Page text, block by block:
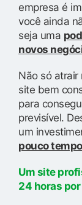
empresa é
você ainda
seja uma
novos
Não só atrair
site bem
para
previsível.
um
pouco tempo
Um site
24 horas por